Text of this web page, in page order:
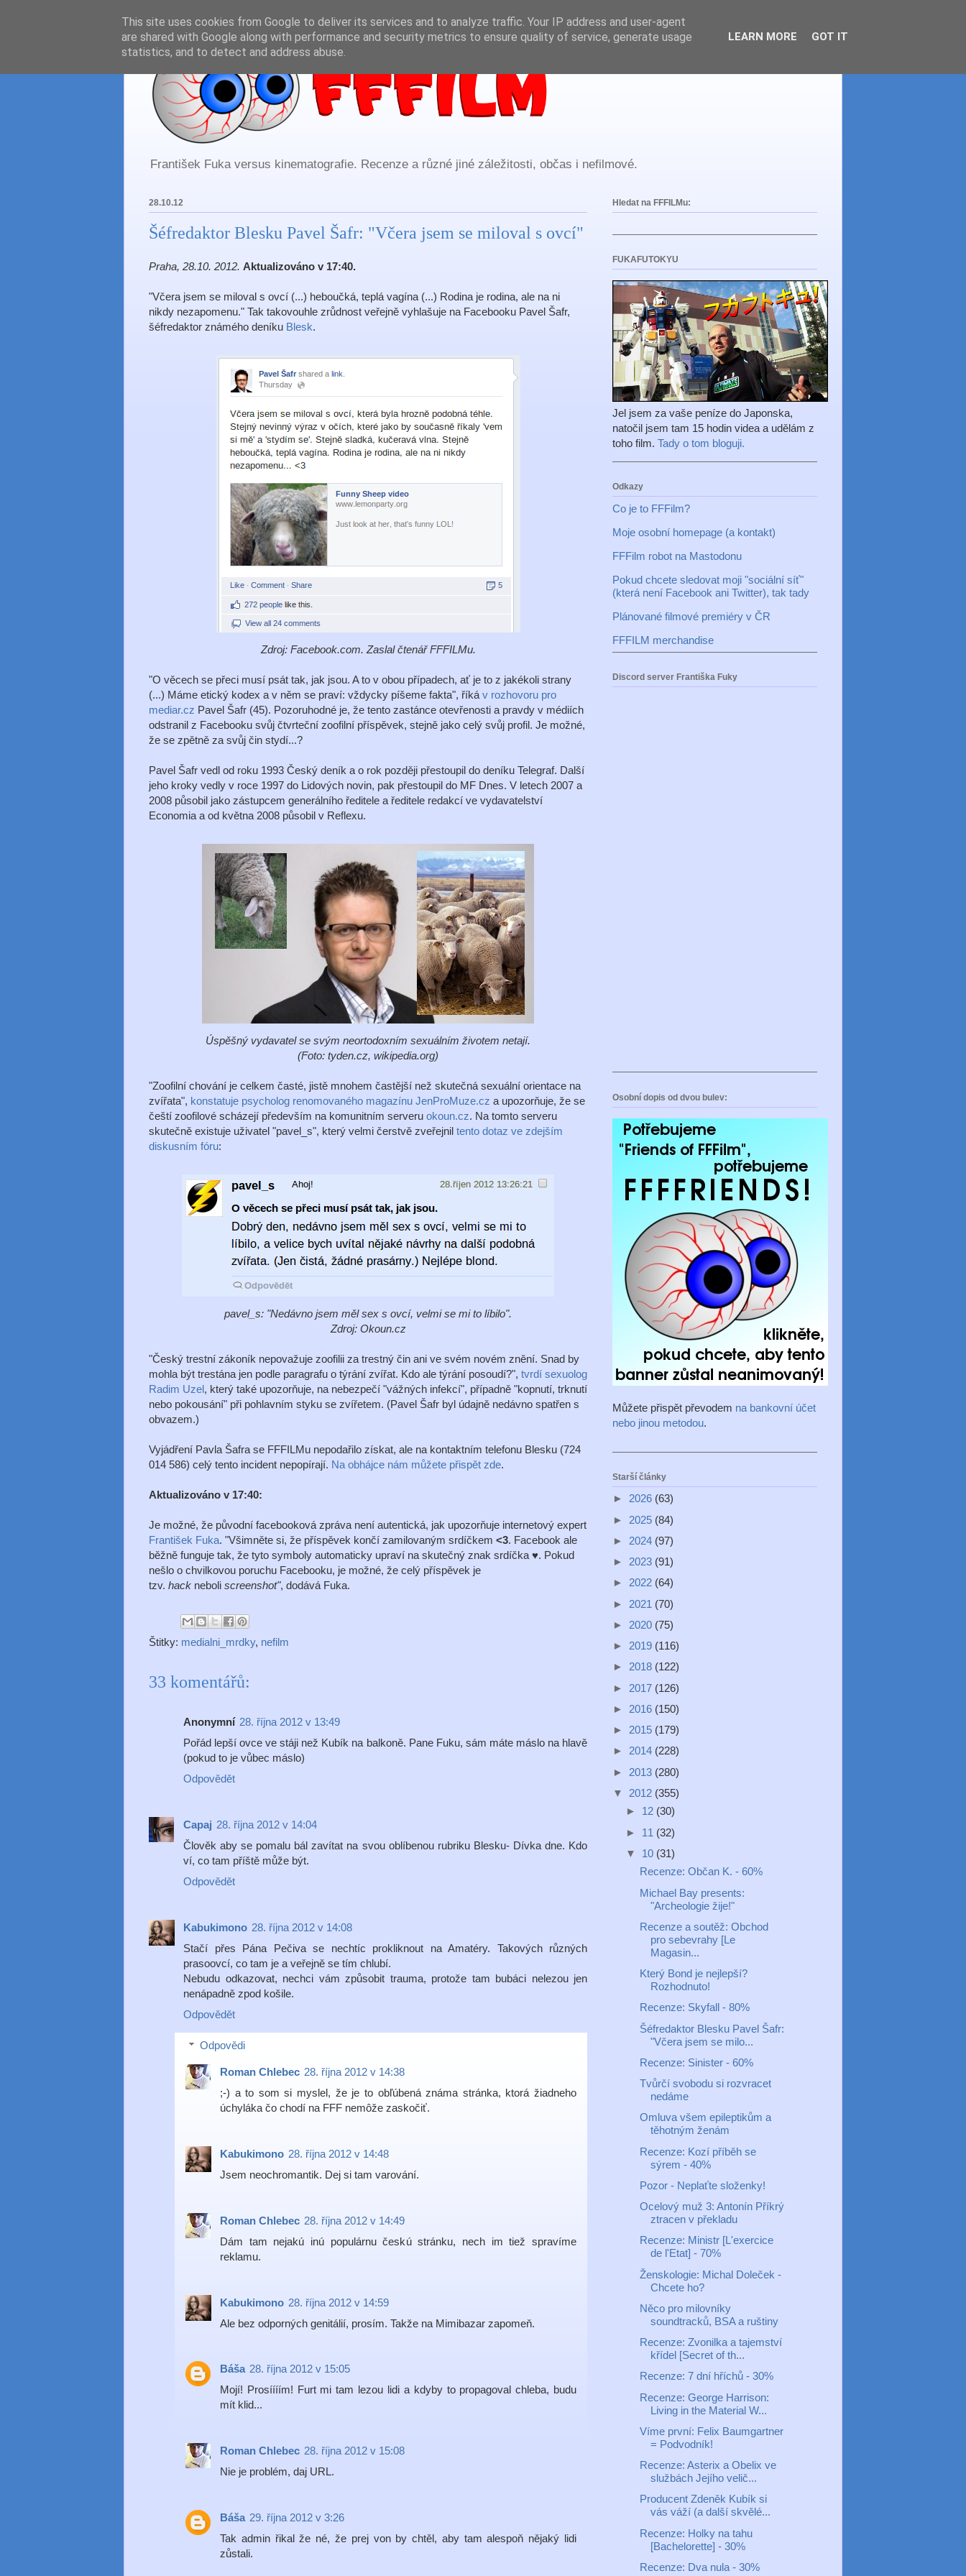
František Fuka versus kinematografie. Recenze a různé jiné záležitosti, občas i nefilmové.
28.10.12
Šéfredaktor Blesku Pavel Šafr: "Včera jsem se miloval s ovcí"
Praha, 28.10. 2012. Aktualizováno v 17:40.
"Včera jsem se miloval s ovcí (...) heboučká, teplá vagína (...) Rodina je rodina, ale na ni
nikdy nezapomenu." Tak takovouhle zrůdnost veřejně vyhlašuje na Facebooku Pavel Šafr,
šéfredaktor známého deníku Blesk.
Zdroj: Facebook.com. Zaslal čtenář FFFILMu.
"O věcech se přeci musí psát tak, jak jsou. A to v obou případech, ať je to z jakékoli strany
(...) Máme etický kodex a v něm se praví: vždycky píšeme fakta", říká v rozhovoru pro
mediar.cz Pavel Šafr (45). Pozoruhodné je, že tento zastánce otevřenosti a pravdy v médiích
odstranil z Facebooku svůj čtvrteční zoofilní příspěvek, stejně jako celý svůj profil. Je možné,
že se zpětně za svůj čin stydí...?
Pavel Šafr vedl od roku 1993 Český deník a o rok později přestoupil do deníku Telegraf. Další
jeho kroky vedly v roce 1997 do Lidových novin, pak přestoupil do MF Dnes. V letech 2007 a
2008 působil jako zástupcem generálního ředitele a ředitele redakcí ve vydavatelství
Economia a od května 2008 působil v Reflexu.
Úspěšný vydavatel se svým neortodoxním sexuálním životem netají.
(Foto: tyden.cz, wikipedia.org)
"Zoofilní chování je celkem časté, jistě mnohem častější než skutečná sexuální orientace na
zvířata", konstatuje psycholog renomovaného magazínu JenProMuze.cz a upozorňuje, že se
čeští zoofilové scházejí především na komunitním serveru okoun.cz. Na tomto serveru
skutečně existuje uživatel "pavel_s", který velmi čerstvě zveřejnil tento dotaz ve zdejším
diskusním fóru:
pavel_s: "Nedávno jsem měl sex s ovcí, velmi se mi to líbilo".
Zdroj: Okoun.cz
"Český trestní zákoník nepovažuje zoofilii za trestný čin ani ve svém novém znění. Snad by
mohla být trestána jen podle paragrafu o týrání zvířat. Kdo ale týrání posoudí?", tvrdí sexuolog
Radim Uzel, který také upozorňuje, na nebezpečí "vážných infekcí", případně "kopnutí, trknutí
nebo pokousání" při pohlavním styku se zvířetem. (Pavel Šafr byl údajně nedávno spatřen s
obvazem.)
Vyjádření Pavla Šafra se FFFILMu nepodařilo získat, ale na kontaktním telefonu Blesku (724
014 586) celý tento incident nepopírají. Na obhájce nám můžete přispět zde.
Aktualizováno v 17:40:
Je možné, že původní facebooková zpráva není autentická, jak upozorňuje internetový expert
František Fuka. "Všimněte si, že příspěvek končí zamilovaným srdíčkem <3. Facebook ale
běžně funguje tak, že tyto symboly automaticky upraví na skutečný znak srdíčka ♥. Pokud
nešlo o chvilkovou poruchu Facebooku, je možné, že celý příspěvek je
tzv. hack neboli screenshot", dodává Fuka.
Štitky: medialni_mrdky, nefilm
33 komentářů:
Anonymní 28. října 2012 v 13:49
Pořád lepší ovce ve stáji než Kubík na balkoně. Pane Fuku, sám máte máslo na hlavě
(pokud to je vůbec máslo)
Odpovědět
Capaj 28. října 2012 v 14:04
Člověk aby se pomalu bál zavítat na svou oblíbenou rubriku Blesku- Dívka dne. Kdo
ví, co tam příště může být.
Odpovědět
Kabukimono 28. října 2012 v 14:08
Stačí přes Pána Pečiva se nechtíc prokliknout na Amatéry. Takových různých
prasoovcí, co tam je a veřejně se tím chlubí.
Nebudu odkazovat, nechci vám způsobit trauma, protože tam bubáci nelezou jen
nenápadně zpod košile.
Odpovědět
Odpovědi
Roman Chlebec 28. října 2012 v 14:38
;-) a to som si myslel, že je to obľúbená známa stránka, ktorá žiadneho
úchyláka čo chodí na FFF nemôže zaskočiť.
Kabukimono 28. října 2012 v 14:48
Jsem neochromantik. Dej si tam varování.
Roman Chlebec 28. října 2012 v 14:49
Dám tam nejakú inú populárnu českú stránku, nech im tiež spravíme
reklamu.
Kabukimono 28. října 2012 v 14:59
Ale bez odporných genitálií, prosím. Takže na Mimibazar zapomeň.
Báša 28. října 2012 v 15:05
Mojí! Prosíííím! Furt mi tam lezou lidi a kdyby to propagoval chleba, budu
mít klid...
Roman Chlebec 28. října 2012 v 15:08
Nie je problém, daj URL.
Báša 29. října 2012 v 3:26
Tak admin řikal že né, že prej von by chtěl, aby tam alespoň nějaký lidi
zůstali.
Hledat na FFFILMu:
FUKAFUTOKYU
Jel jsem za vaše peníze do Japonska,
natočil jsem tam 15 hodin videa a udělám z
toho film. Tady o tom bloguji.
Odkazy
Co je to FFFilm?
Moje osobní homepage (a kontakt)
FFFilm robot na Mastodonu
Pokud chcete sledovat moji "sociální síť"
(která není Facebook ani Twitter), tak tady
Plánované filmové premiéry v ČR
FFFILM merchandise
Discord server Františka Fuky
Osobní dopis od dvou bulev:
Můžete přispět převodem na bankovní účet
nebo jinou metodou.
Starší články
► 2026 (63)
► 2025 (84)
► 2024 (97)
► 2023 (91)
► 2022 (64)
► 2021 (70)
► 2020 (75)
► 2019 (116)
► 2018 (122)
► 2017 (126)
► 2016 (150)
► 2015 (179)
► 2014 (228)
► 2013 (280)
▼ 2012 (355)
► 12 (30)
► 11 (32)
▼ 10 (31)
Recenze: Občan K. - 60%
Michael Bay presents:
"Archeologie žije!"
Recenze a soutěž: Obchod
pro sebevrahy [Le
Magasin...
Který Bond je nejlepší?
Rozhodnuto!
Recenze: Skyfall - 80%
Šéfredaktor Blesku Pavel Šafr:
"Včera jsem se milo...
Recenze: Sinister - 60%
Tvůrčí svobodu si rozvracet
nedáme
Omluva všem epileptikům a
těhotným ženám
Recenze: Kozí příběh se
sýrem - 40%
Pozor - Neplaťte složenky!
Ocelový muž 3: Antonín Příkrý
ztracen v překladu
Recenze: Ministr [L'exercice
de l'Etat] - 70%
Ženskologie: Michal Doleček -
Chcete ho?
Něco pro milovníky
soundtracků, BSA a ruštiny
Recenze: Zvonilka a tajemství
křídel [Secret of th...
Recenze: 7 dní hříchů - 30%
Recenze: George Harrison:
Living in the Material W...
Víme první: Felix Baumgartner
= Podvodník!
Recenze: Asterix a Obelix ve
službách Jejího velič...
Producent Zdeněk Kubík si
vás váží (a další skvělé...
Recenze: Holky na tahu
[Bachelorette] - 30%
Recenze: Dva nula - 30%
This site uses cookies from Google to deliver its services and to analyze traffic. Your IP address and user-agent
are shared with Google along with performance and security metrics to ensure quality of service, generate usage
statistics, and to detect and address abuse.
LEARN MORE GOT IT